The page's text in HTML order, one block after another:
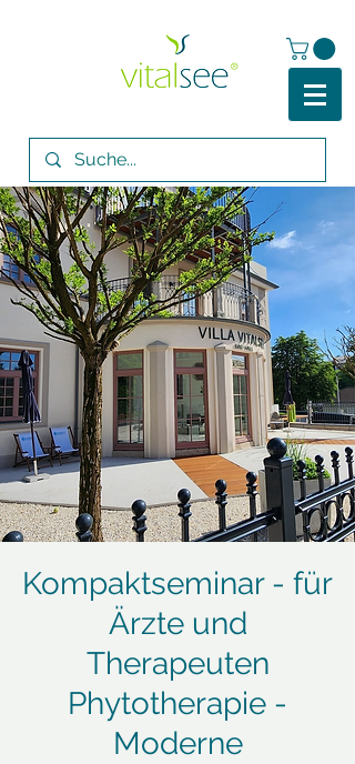
Kompaktseminar - für
Ärzte und
Therapeuten
Phytotherapie -
Moderne